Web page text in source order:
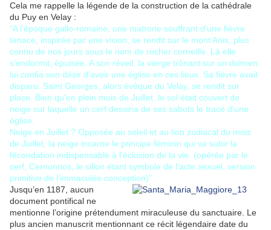
Cela me rappelle la légende de la construction de la cathédrale
du Puy en Velay :
"A l'époque gallo-romaine, une matrone souffrant d'une fièvre
tenace, inspirée par une vision, se rendit sur le mont Anis, plus
connu de nos jours sous le nom de rocher corneille. Là elle
s'endormit, épuisée. A son réveil, la vierge trônant sur un dolmen
lui confia son désir d'avoir une église en ces lieux. Sa fièvre avait
disparu. Saint Georges, alors évêque du Velay, se rendit sur
place. Bien qu'en plein mois de Juillet, le sol était couvert de
neige sur laquelle un cerf dessina de ses sabots le tracé d'une
église.
Neige en Juillet ? Opposée au soleil et au lion zodiacal du mois
de Juillet, la neige incarne le principe féminin qui va subir la
fécondation indispensable à l'éclosion de la vie. (opérée par le
cerf, Cernunnos, le sillon étant symbole de l'acte sexuel, version
primitive de l'immaculée conception)"
Jusqu’en 1187, aucun
document pontifical ne
mentionne l’origine prétendument miraculeuse du sanctuaire. Le
plus ancien manuscrit mentionnant ce récit légendaire date du